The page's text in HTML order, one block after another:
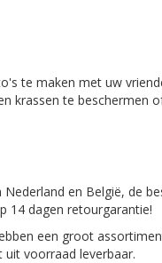
te maken met uw
te beschermen
en België, de
14 dagen retourgarantie!
een groot
voorraad leverbaar.